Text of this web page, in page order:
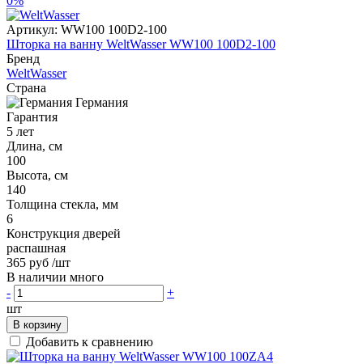
Артикул: WW100 100D2-100
Шторка на ванну WeltWasser WW100 100D2-100
Бренд
WeltWasser
Страна
Германия
Гарантия
5 лет
Длина, см
100
Высота, см
140
Толщина стекла, мм
6
Конструкция дверей
распашная
365 руб /шт
В наличии много
-
+
шт
В корзину
Добавить к сравнению